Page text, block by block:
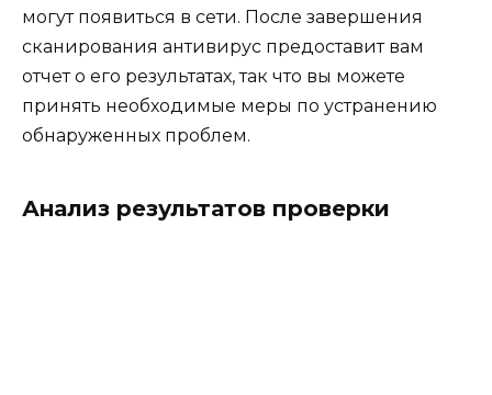
могут появиться в сети. После завершения
сканирования антивирус предоставит вам
отчет о его результатах, так что вы можете
принять необходимые меры по устранению
обнаруженных проблем.
Анализ результатов проверки